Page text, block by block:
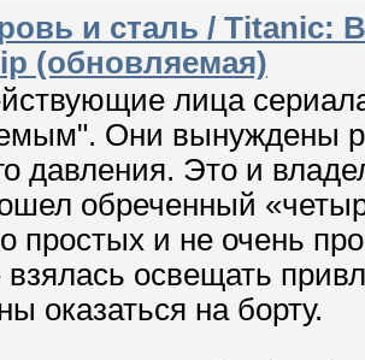
и сталь / Titanic:
(обновляемая)
лица
Они вынуждены
давления. Это и
обреченный
простых и не очень
освещать
оказаться на борту.